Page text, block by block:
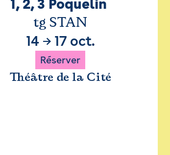
1, 2, 3 Poquelin
tg STAN
14→ 17 oct.
Réserver
Théâtre de la Cité